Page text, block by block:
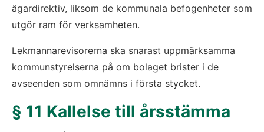
ägardirektiv, liksom de kommunala befogenheter som
utgör ram för verksamheten.
Lekmannarevisorerna ska snarast uppmärksamma
kommunstyrelserna på om bolaget brister i de
avseenden som omnämns i första stycket.
§ 11 Kallelse till årsstämma